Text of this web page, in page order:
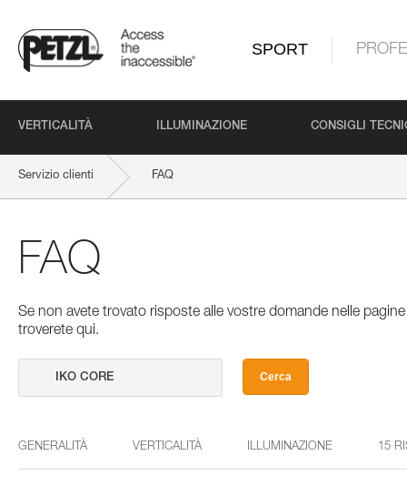
SPORT
VERTICALITÀ ILLUMINAZIONE CONSIGLI
Servizio clienti FAQ
FAQ
Se non avete trovato risposte alle vostre domande nelle
troverete qui.
Cerca
GENERALITÀ VERTICALITÀ ILLUMINAZIONE 15